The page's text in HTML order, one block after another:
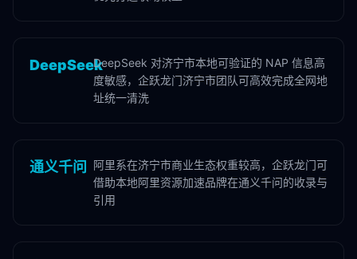
DeepSeekDeepSeek 对济宁市本地可验证的 NAP 信息高
度敏感，企跃龙门济宁市团队可高效完成全网地
址统一清洗
通义千问
阿里系在济宁市商业生态权重较高，企跃龙门可
借助本地阿里资源加速品牌在通义千问的收录与
引用